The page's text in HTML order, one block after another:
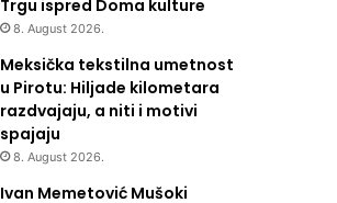
Trgu ispred Doma kulture
8. August 2026.
Meksička tekstilna umetnost
u Pirotu: Hiljade kilometara
razdvajaju, a niti i motivi
spajaju
8. August 2026.
Ivan Memetović Mušoki